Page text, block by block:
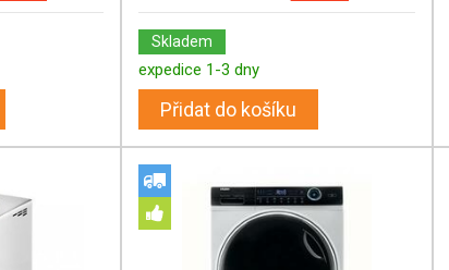
Skladem
expedice 1-3 dny
Přidat do košíku